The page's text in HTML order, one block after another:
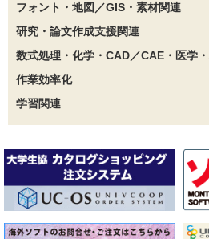
フォント・地図／GIS・素材関連
研究・論文作成支援関連
数式処理・化学・CAD／CAE・医学
作業効率化
学習関連